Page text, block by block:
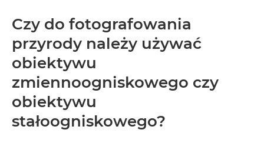
Czy do fotografowania
przyrody należy używać
obiektywu
zmiennoogniskowego czy
obiektywu
stałoogniskowego?